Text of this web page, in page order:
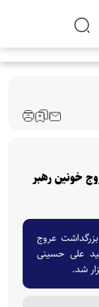
خونین رهبر
عروج
علی حسینی
شد.